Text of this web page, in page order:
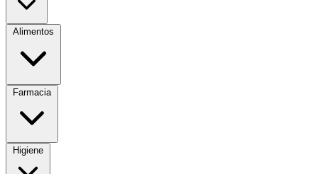
Alimentos
Farmacia
Higiene